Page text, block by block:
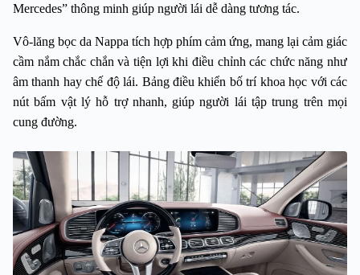
Mercedes” thông minh giúp người lái dễ dàng tương tác.
Vô-lăng bọc da Nappa tích hợp phím cảm ứng, mang lại cảm giác
cầm nắm chắc chắn và tiện lợi khi điều chỉnh các chức năng như
âm thanh hay chế độ lái. Bảng điều khiển bố trí khoa học với các
nút bấm vật lý hỗ trợ nhanh, giúp người lái tập trung trên mọi
cung đường.